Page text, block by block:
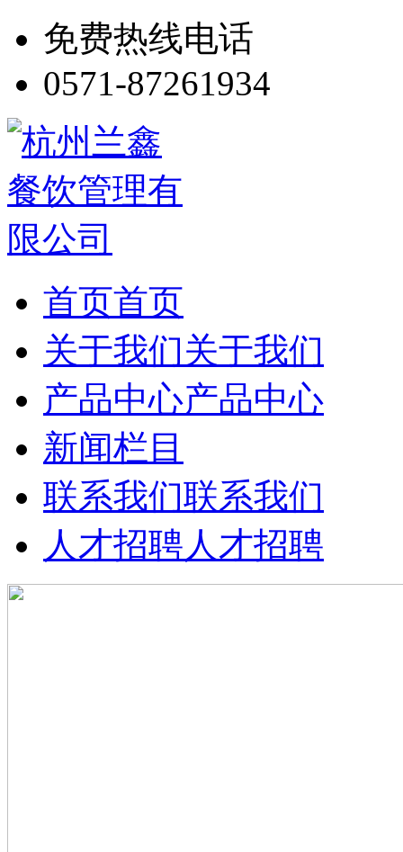
免费热线电话
0571-87261934
首页首页
关于我们关于我们
产品中心产品中心
新闻栏目
联系我们联系我们
人才招聘人才招聘